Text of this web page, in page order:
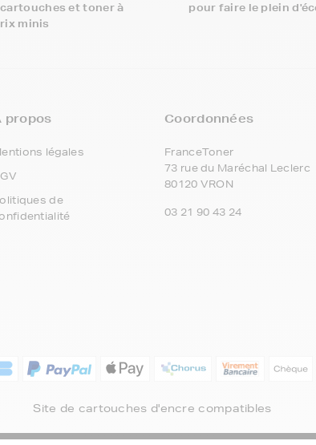
et toner à
minis
pour faire le plein
propos
légales
de
Coordonnées
FranceToner
73 rue du Maréchal Leclerc
80120 VRON
03 21 90 43 24
Site de cartouches d'encre compatibles